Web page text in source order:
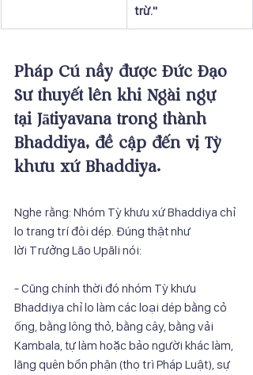
trừ."
Pháp Cú nầy được Đức Đạo
Sư thuyết lên khi Ngài ngự
tại Jātiyavana trong thành
Bhaddiya, đề cập đến vị Tỳ
khưu xứ Bhaddiya.
Nghe rằng: Nhóm Tỳ khưu xứ Bhaddiya chỉ
lo trang trí đôi dép. Đúng thật như
lời Trưởng Lão Upāli nói:
- Cũng chính thời đó nhóm Tỳ khưu
Bhaddiya chỉ lo làm các loại dép bằng cỏ
ống, bằng lông thỏ, bằng cây, bằng vải
Kambala, tự làm hoặc bảo người khác làm,
lãng quên bổn phận (thọ trì Pháp Luật), sự